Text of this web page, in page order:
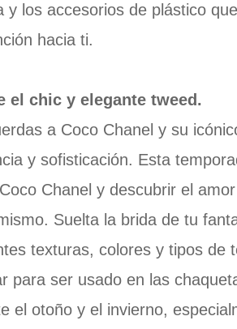
y los accesorios de plástico
hacia ti.
el chic y elegante tweed.
a Coco Chanel y su
y sofisticación. Esta
Chanel y descubrir el
Suelta la brida de tu
texturas, colores y tipos de
para ser usado en las
el otoño y el invierno,